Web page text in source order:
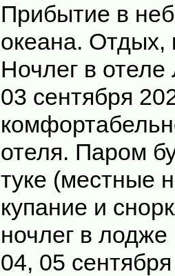
Прибытие в
океана. Отдых,
Ночлег в
03 сентября
отеля. Паром
туке (местные
купание и
ночлег в
04, 05